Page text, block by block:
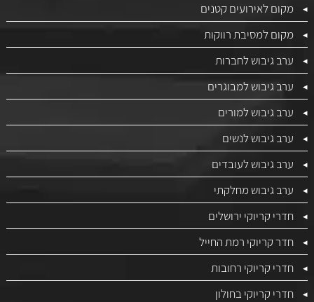
מקום לאירועים קטנים
מקום למסיבת רווקות
ערב גיבוש לחברות
ערב גיבוש למבוגרים
ערב גיבוש למורים
ערב גיבוש לנשים
ערב גיבוש לעובדים
ערב גיבוש מחלקתי
חדרי קריוקי ירושלים
חדר קריוקי רמת החייל
חדרי קריוקי רחובות
חדרי קריוקי בחולון